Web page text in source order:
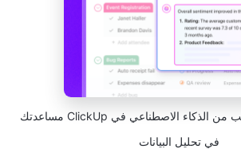
ما عليك سوى أن تطلب من الذكاء الاصطناعي في ClickUp مساعدتك
في تحليل البيانات